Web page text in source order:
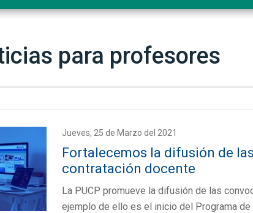
para profesores
Jueves, 25 de Marzo del 2021
Fortalecemos la difusión de
contratación docente
La PUCP promueve la difusión de las
ejemplo de ello es el inicio del Programa